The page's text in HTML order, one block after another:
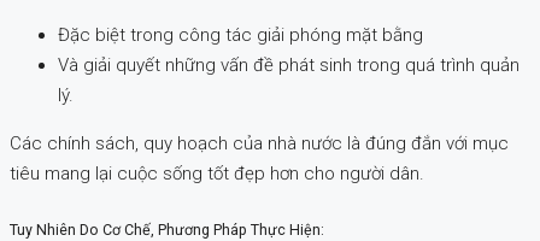
Đặc biệt trong công tác giải phóng mặt bằng
Và giải quyết những vấn đề phát sinh trong quá trình quản
lý.
Các chính sách, quy hoạch của nhà nước là đúng đắn với mục
tiêu mang lại cuộc sống tốt đẹp hơn cho người dân.
Tuy Nhiên Do Cơ Chế, Phương Pháp Thực Hiện: